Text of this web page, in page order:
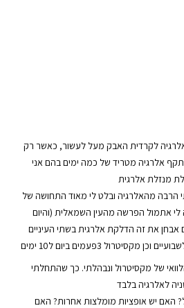
מאלרגיה לקרדית האבק מעל לעשור, כאשר רק
אלרגיה מטריד של כמה ימים בהם אני
הרבה מהאלרגיה ובלט לי מאוד התחושה של
לי אתמול הפרשה מהעין השמאלית (והיום
אבחן את זה הדלקת אלרגית בשתי העיניים
של מקסיטרול ונבהלתי. כך שהתחלתי
האם יש אופציות מומלצות אחרות? האם